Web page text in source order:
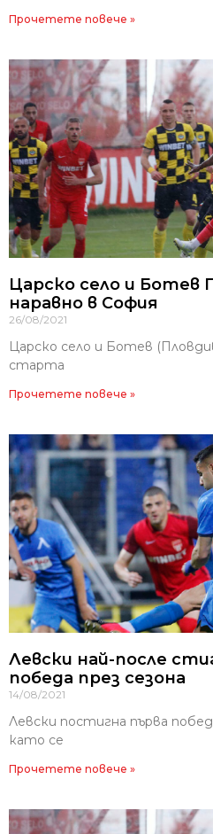
Прочетете повече »
Царско село и Ботев
наравно в София
26/08/2021
Царско село и Ботев
старта
Прочетете повече »
Левски най-после
победа през сезона
14/08/2021
Левски постигна първа
като се
Прочетете повече »